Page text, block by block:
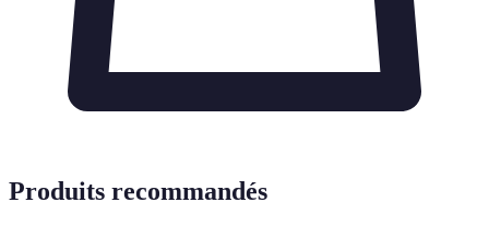
Produits recommandés